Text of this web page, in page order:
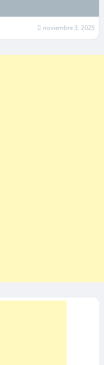
noviembre 3, 2025